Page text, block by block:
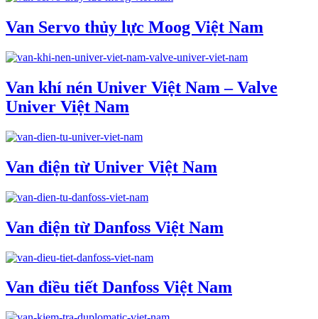
Van Servo thủy lực Moog Việt Nam
Van khí nén Univer Việt Nam – Valve
Univer Việt Nam
Van điện từ Univer Việt Nam
Van điện từ Danfoss Việt Nam
Van điều tiết Danfoss Việt Nam